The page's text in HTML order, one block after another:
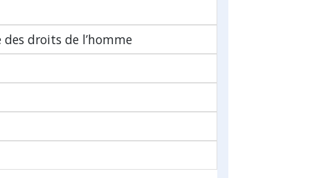
droits de l’homme